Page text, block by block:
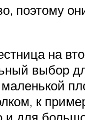
поэтому
на
выбор
к